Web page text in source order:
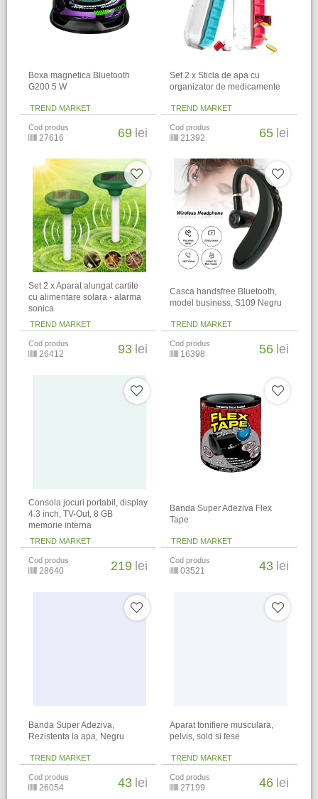
Boxa magnetica Bluetooth
G200 5 W
TREND MARKET
Cod produs
27616 69 lei
Set 2 x Sticla de apa cu
organizator de medicamente
TREND MARKET
Cod produs
21392 65 lei
Set 2 x Aparat alungat cartite
cu alimentare solara - alarma
sonica
TREND MARKET
Cod produs
26412 93 lei
Casca handsfree Bluetooth,
model business, S109 Negru
TREND MARKET
Cod produs
16398 56 lei
Consola jocuri portabil, display
4.3 inch, TV-Out, 8 GB
memorie interna
TREND MARKET
Cod produs
28640 219 lei
Banda Super Adeziva Flex
Tape
TREND MARKET
Cod produs
03521 43 lei
Banda Super Adeziva,
Rezistenta la apa, Negru
TREND MARKET
Cod produs
26054 43 lei
Aparat tonifiere musculara,
pelvis, sold si fese
TREND MARKET
Cod produs
27199 46 lei